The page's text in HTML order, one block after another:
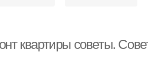
квартиры советы.